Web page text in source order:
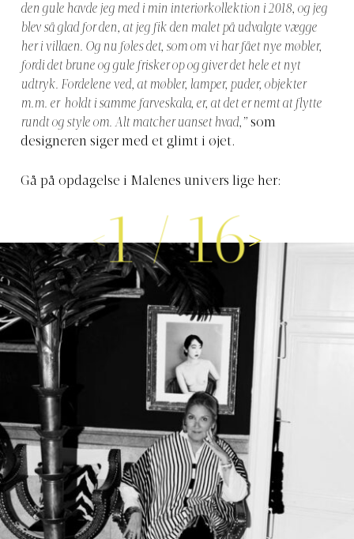
den gule havde jeg med i min interiørkollektion i 2018, og jeg
blev så glad for den, at jeg fik den malet på udvalgte vægge
her i villaen. Og nu føles det, som om vi har fået nye møbler,
fordi det brune og gule frisker op og giver det hele et nyt
udtryk. Fordelene ved, at møbler, lamper, puder, objekter
m.m. er holdt i samme farveskala, er, at det er nemt at flytte
rundt og style om. Alt matcher uanset hvad,” som
designeren siger med et glimt i øjet.
Gå på opdagelse i Malenes univers lige her:
1/16